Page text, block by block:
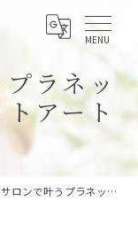
プラネッ
アート
うプラネットネイルのマグネットアート徹底解説